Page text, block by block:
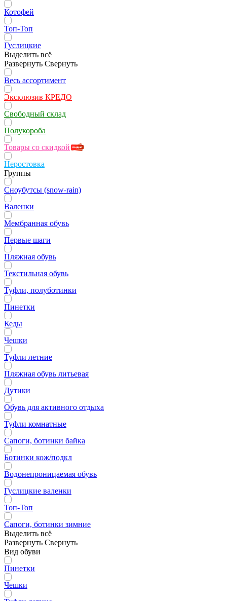
Котофей
Топ-Топ
Гуслицкие
Выделить всё
Развернуть Свернуть
Весь ассортимент
Эксклюзив КРЕДО
Свободный склад
Полукороба
Товары со скидкой
Неростовка
Группы
Сноубутсы (snow-rain)
Валенки
Мембранная обувь
Первые шаги
Пляжная обувь
Текстильная обувь
Туфли, полуботинки
Пинетки
Кеды
Чешки
Туфли летние
Пляжная обувь литьевая
Дутики
Обувь для активного отдыха
Туфли комнатные
Сапоги, ботинки байка
Ботинки кож/подкл
Водонепроницаемая обувь
Гуслицкие валенки
Топ-Топ
Сапоги, ботинки зимние
Выделить всё
Развернуть Свернуть
Вид обуви
Пинетки
Чешки